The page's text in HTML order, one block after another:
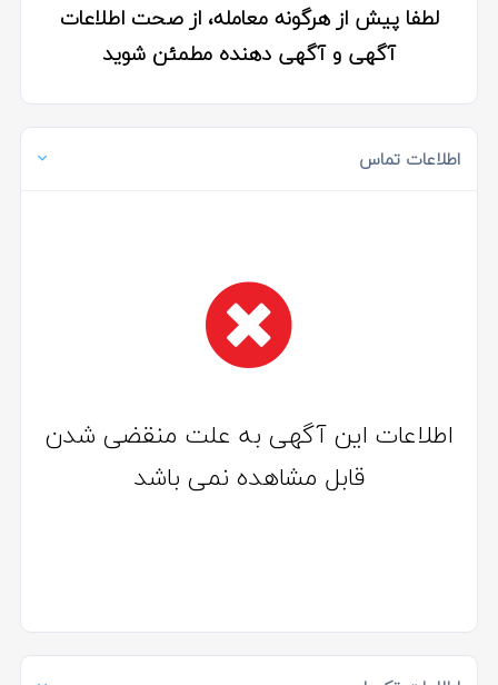
لطفا پیش از هرگونه معامله، از صحت اطلاعات
آگهی و آگهی دهنده مطمئن شوید
اطلاعات تماس
اطلاعات این آگهی به علت منقضی شدن
قابل مشاهده نمی باشد